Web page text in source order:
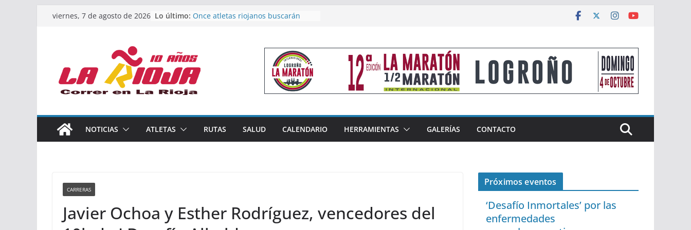
Saltarviernes, 7 de agosto de 2026 Lo último: Once atletas riojanos buscarán
Un bronce en 4×400 y tres puestos
de finalista cierran la participación
riojana en en Nacional de Málaga
El equipo femenino del Tritones
Rioja alcanza el podio nacional de
Acuatlón en Calahorra
España absoluto en Disco
Calahorra acoge este fin de semana
NOTICIAS ATLETAS RUTAS SALUD CALENDARIO HERRAMIENTAS GALERÍAS CONTACTO
CARRERAS
Javier Ochoa y Esther Rodríguez, vencedores del
Próximos eventos
‘Desafío Inmortales’ por las
enfermedades